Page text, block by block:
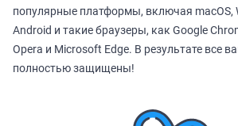
популярные платформы, включая macOS,
Android и такие браузеры, как Google
Opera и Microsoft Edge. В результате все
полностью защищены!